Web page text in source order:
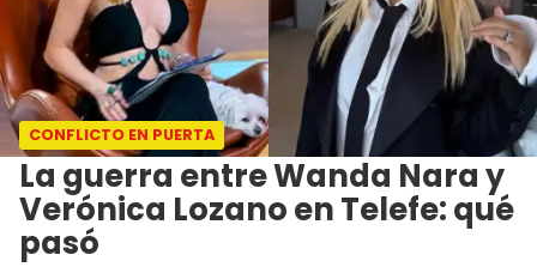
CONFLICTO EN PUERTA
La guerra entre Wanda Nara y
Verónica Lozano en Telefe: qué
pasó